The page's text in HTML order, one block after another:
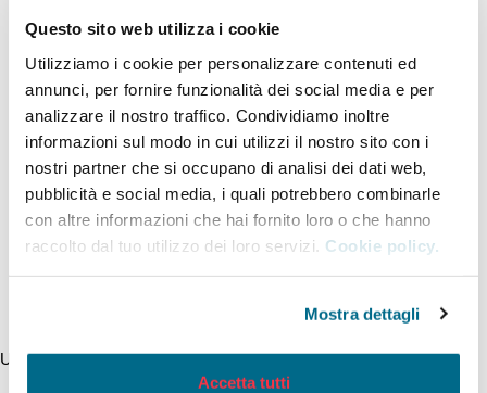
Questo sito web utilizza i cookie
Utilizziamo i cookie per personalizzare contenuti ed
annunci, per fornire funzionalità dei social media e per
analizzare il nostro traffico. Condividiamo inoltre
informazioni sul modo in cui utilizzi il nostro sito con i
nostri partner che si occupano di analisi dei dati web,
pubblicità e social media, i quali potrebbero combinarle
con altre informazioni che hai fornito loro o che hanno
raccolto dal tuo utilizzo dei loro servizi. Cookie policy.
Mostra dettagli
Accetta tutti
ordinaria, straordinaria e pulizia delle biciclette del servizio
Documenti
DAU N. 33
Ultimo aggiornamento della pagina 14/11/2021